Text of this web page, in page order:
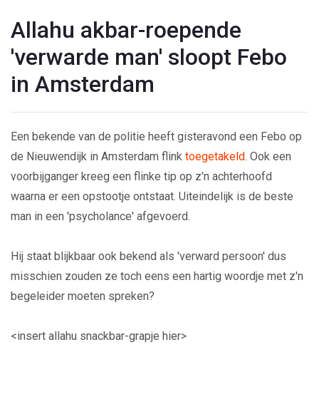
Allahu akbar-roepende
'verwarde man' sloopt Febo
in Amsterdam
Een bekende van de politie heeft gisteravond een Febo op
de Nieuwendijk in Amsterdam flink toegetakeld. Ook een
voorbijganger kreeg een flinke tip op z'n achterhoofd
waarna er een opstootje ontstaat. Uiteindelijk is de beste
man in een 'psycholance' afgevoerd.
Hij staat blijkbaar ook bekend als 'verward persoon' dus
misschien zouden ze toch eens een hartig woordje met z'n
begeleider moeten spreken?
<insert allahu snackbar-grapje hier>